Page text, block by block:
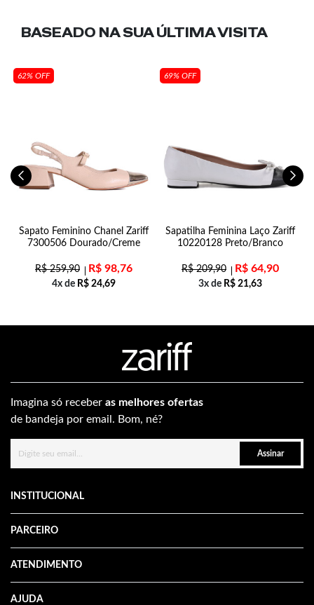
BASEADO NA SUAÚLTIMA VISITA
62% OFF
Sapato Feminino Chanel Zariff
7300506 Dourado/Creme
R$259,90 R$ 98,76
4x de R$ 24,69
69% OFF
Sapatilha Feminina Laço Zariff
10220128 Preto/Branco
R$209,90 R$ 64,90
3x de R$ 21,63
Imagina só receber as melhores ofertas
de bandeja por email. Bom, né?
Assinar
INSTITUCIONAL
PARCEIRO
ATENDIMENTO
AJUDA